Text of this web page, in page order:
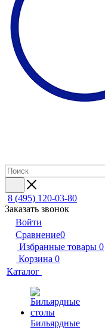
8 (495) 120-03-80
Заказать звонок
Войти
Сравнение0
Избранные товары 0
Корзина 0
Каталог
Бильярдные